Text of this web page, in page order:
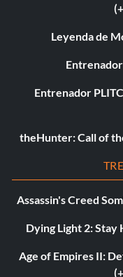
Leyenda de
Entrenador
Entrenador
theHunter: Call of
Assassin's Creed
Dying Light 2: Stay
Age of Empires II: